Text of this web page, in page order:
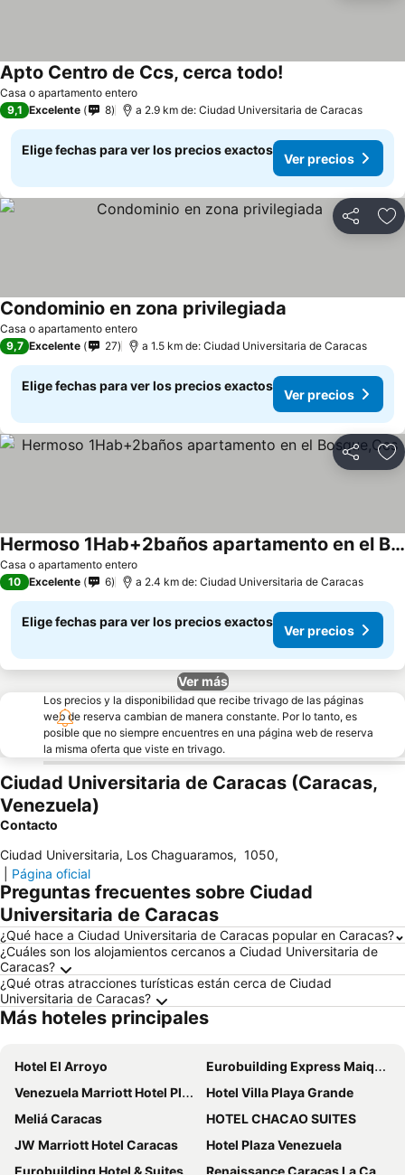
Casa o apartamento entero
Apto Centro de Ccs, cerca todo!
9,1 Excelente 8 a 2.9 km de: Ciudad Universitaria de Caracas
Elige fechas para ver los precios exactos
Ver precios
Compartir
Casa o apartamento entero
Condominio en zona privilegiada
9,7 Excelente 27 a 1.5 km de: Ciudad Universitaria de Caracas
Elige fechas para ver los precios exactos
Ver precios
Compartir
Casa o apartamento entero
Hermoso 1Hab+2baños apartamento en el Bosque,Ccs
10 Excelente 6 a 2.4 km de: Ciudad Universitaria de Caracas
Elige fechas para ver los precios exactos
Ver precios
Ver más
Los precios y la disponibilidad que recibe trivago de las páginas
web de reserva cambian de manera constante. Por lo tanto, es
posible que no siempre encuentres en una página web de reserva
la misma oferta que viste en trivago.
Ciudad Universitaria de Caracas (Caracas,
Venezuela)
Contacto
Ciudad Universitaria, Los Chaguaramos, 1050,
Página oficial
Preguntas frecuentes sobre Ciudad
Universitaria de Caracas
¿Qué hace a Ciudad Universitaria de Caracas popular en Caracas?
¿Cuáles son los alojamientos cercanos a Ciudad Universitaria de
Caracas?
¿Qué otras atracciones turísticas están cerca de Ciudad
Universitaria de Caracas?
Más hoteles principales
Hotel El Arroyo
Eurobuilding Express Maiquetía
Venezuela Marriott Hotel Playa Grande
Hotel Villa Playa Grande
Meliá Caracas
HOTEL CHACAO SUITES
JW Marriott Hotel Caracas
Hotel Plaza Venezuela
Eurobuilding Hotel & Suites Caracas
Renaissance Caracas La Castellana Hotel